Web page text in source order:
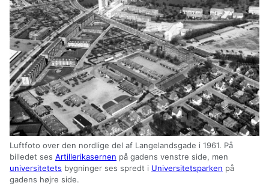
Luftfoto over den nordlige del af Langelandsgade i 1961. På
billedet ses Artillerikasernen på gadens venstre side, men
universitetets bygninger ses spredt i Universitetsparken på
gadens højre side.